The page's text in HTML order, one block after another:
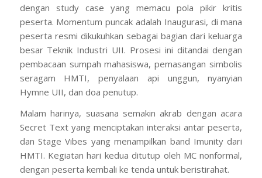
dengan study case yang memacu pola pikir kritis
peserta. Momentum puncak adalah Inaugurasi, di mana
peserta resmi dikukuhkan sebagai bagian dari keluarga
besar Teknik Industri UII. Prosesi ini ditandai dengan
pembacaan sumpah mahasiswa, pemasangan simbolis
seragam HMTI, penyalaan api unggun, nyanyian
Hymne UII, dan doa penutup.
Malam harinya, suasana semakin akrab dengan acara
Secret Textyang menciptakan interaksi antar peserta,
dan Stage Vibes yang menampilkan band Imunity dari
HMTI. Kegiatan hari kedua ditutup oleh MC nonformal,
dengan peserta kembali ke tenda untuk beristirahat.